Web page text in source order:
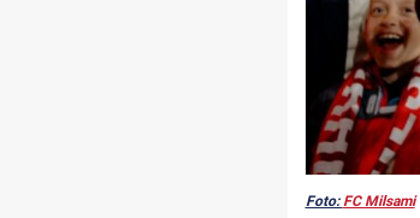
Foto:FC Milsami